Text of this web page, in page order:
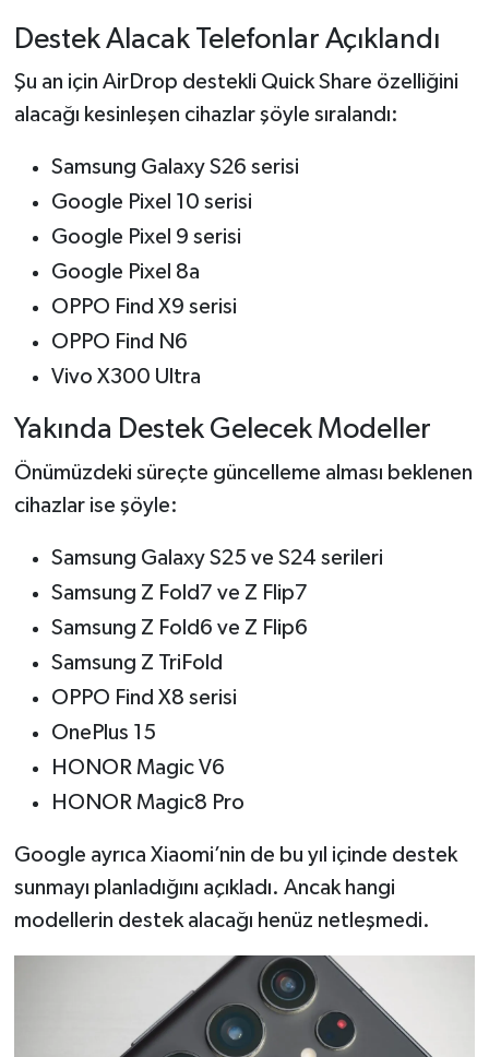
Destek Alacak Telefonlar Açıklandı
Şu an için AirDrop destekli Quick Share özelliğini
alacağı kesinleşen cihazlar şöyle sıralandı:
Samsung Galaxy S26 serisi
Google Pixel 10 serisi
Google Pixel 9 serisi
Google Pixel 8a
OPPO Find X9 serisi
OPPO Find N6
Vivo X300 Ultra
Yakında Destek Gelecek Modeller
Önümüzdeki süreçte güncelleme alması beklenen
cihazlar ise şöyle:
Samsung Galaxy S25 ve S24 serileri
Samsung Z Fold7 ve Z Flip7
Samsung Z Fold6 ve Z Flip6
Samsung Z TriFold
OPPO Find X8 serisi
OnePlus 15
HONOR Magic V6
HONOR Magic8 Pro
Google ayrıca Xiaomi’nin de bu yıl içinde destek
sunmayı planladığını açıkladı. Ancak hangi
modellerin destek alacağı henüz netleşmedi.